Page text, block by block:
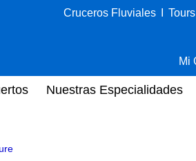
Cruceros Fluviales Tours
Mi
Nuestras Especialidades